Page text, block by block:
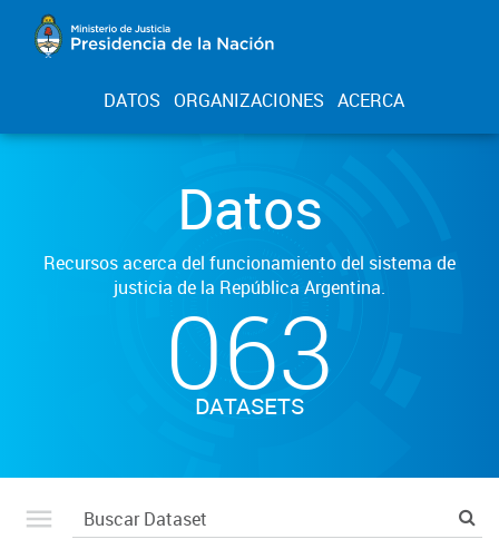
DATOS ORGANIZACIONES ACERCA
Datos
Recursos acerca del funcionamiento del sistema de
justicia de la República Argentina.
063
DATASETS